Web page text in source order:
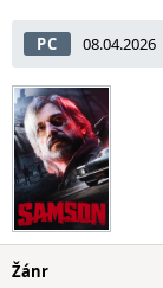
PC 08.04.2026
Žánr